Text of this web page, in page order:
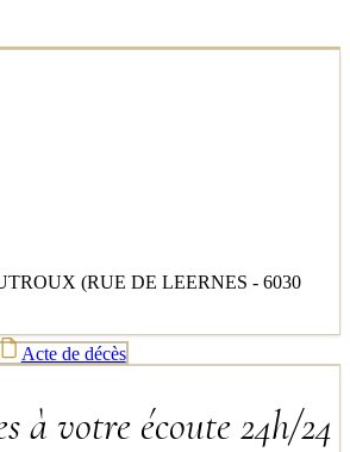
(RUE DE LEERNES - 6030
Acte de décès
à votre écoute 24h/24